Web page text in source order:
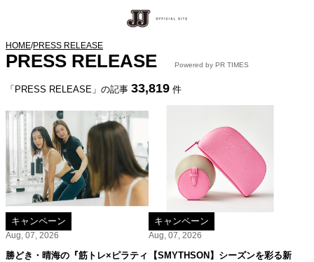
HOME/PRESS RELEASE
PRESS RELEASE Powered by PR TIMES
「PRESS RELEASE」の記事 33,819 件
キャンペーン
Aug, 07, 2026
勝どき・晴海の『筋トレ×ピラティ
キャンペーン
Aug, 07, 2026
【SMYTHSON】シーズンを彩る新